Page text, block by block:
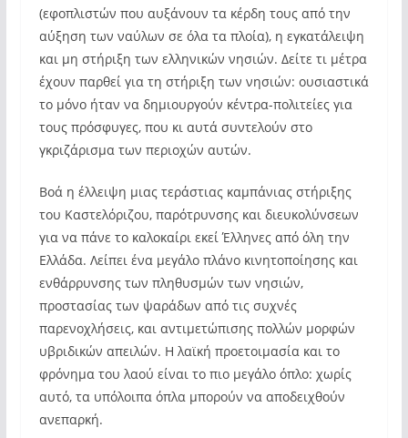
(εφοπλιστών που αυξάνουν τα κέρδη τους από την
αύξηση των ναύλων σε όλα τα πλοία), η εγκατάλειψη
και μη στήριξη των ελληνικών νησιών. Δείτε τι μέτρα
έχουν παρθεί για τη στήριξη των νησιών: ουσιαστικά
το μόνο ήταν να δημιουργούν κέντρα-πολιτείες για
τους πρόσφυγες, που κι αυτά συντελούν στο
γκριζάρισμα των περιοχών αυτών.
Βοά η έλλειψη μιας τεράστιας καμπάνιας στήριξης
του Καστελόριζου, παρότρυνσης και διευκολύνσεων
για να πάνε το καλοκαίρι εκεί Έλληνες από όλη την
Ελλάδα. Λείπει ένα μεγάλο πλάνο κινητοποίησης και
ενθάρρυνσης των πληθυσμών των νησιών,
προστασίας των ψαράδων από τις συχνές
παρενοχλήσεις, και αντιμετώπισης πολλών μορφών
υβριδικών απειλών. Η λαϊκή προετοιμασία και το
φρόνημα του λαού είναι το πιο μεγάλο όπλο: χωρίς
αυτό, τα υπόλοιπα όπλα μπορούν να αποδειχθούν
ανεπαρκή.